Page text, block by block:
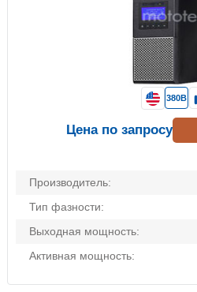
Производитель:
Тип фазности:
Выходная мощность:
Активная мощность:
380В
Цена по запросу